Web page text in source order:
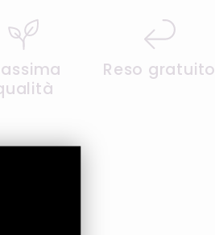
Reso gratuito